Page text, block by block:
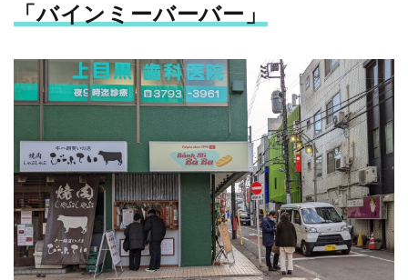
「バインミーバーバー」